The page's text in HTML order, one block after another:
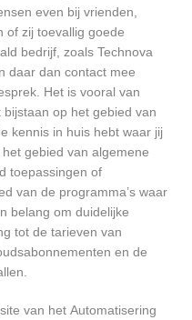
even bij vrienden,
of zij toevallig goede
bedrijf, zoals Technova
daar dan contact mee
Het is vooral van
op het gebied van
kennis in huis hebt waar jij
gebied van algemene
toepassingen of
van de programma’s waar
belang om duidelijke
tot de tarieven van
en de
van het Automatisering